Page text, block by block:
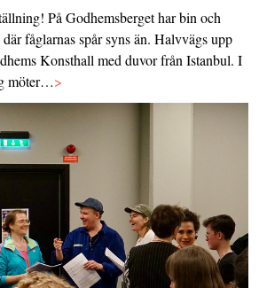
På Godhemsberget har bin och
fåglarnas spår syns än. Halvvägs upp
Konsthall med duvor från Istanbul. I
möter…>